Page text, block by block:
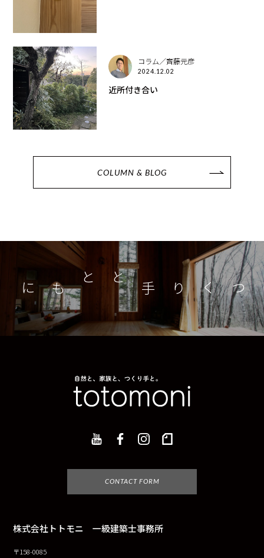
コラム／齊藤元彦
2024.12.02
近所付き合い
COLUMN & BLOG
つくり手とともに
CONTACT FORM
株式会社トトモニ 一級建築士事務所
〒158-0085